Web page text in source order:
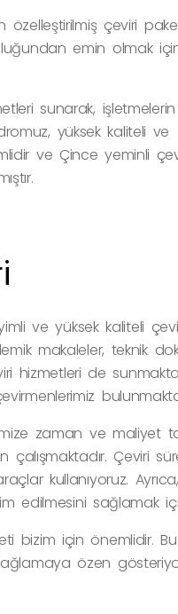
çeviri
emin olmak
sunarak, işletmelerin
yüksek kaliteli ve
ve Çince yeminli
ve yüksek kaliteli
makaleler, teknik
hizmetleri de
zaman ve maliyet
Çeviri
kullanıyoruz.
edilmesini sağlamak
bizim için önemlidir.
özen